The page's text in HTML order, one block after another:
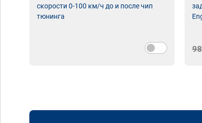
скорости 0-100 км/ч до и после чип
тюнинга